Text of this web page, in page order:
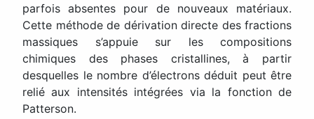
parfois absentes pour de nouveaux matériaux.
Cette méthode de dérivation directe des fractions
massiques s’appuie sur les compositions
chimiques des phases cristallines, à partir
desquelles le nombre d’électrons déduit peut être
relié aux intensités intégrées via la fonction de
Patterson.